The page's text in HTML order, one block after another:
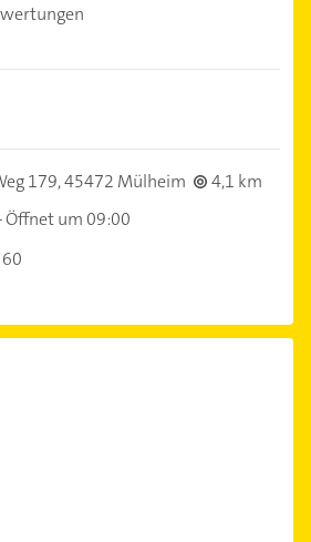
179,45472 Mülheim
4,1 km
Öffnet um 09:00